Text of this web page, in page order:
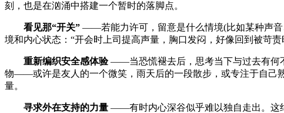
刻，也是在汹涌中搭建一个暂时的落脚点。
​​看见那“开关” ——若能力许可，留意是什么情境(比如某种声
境和内心状态：“开会时上司提高声量，胸口发闷，好像回到被苛
重新编织安全感体验​​——当恐慌褪去后，思考当下与过去有何
物——或许是友人的一个微笑，雨天后的一段散步，或专注于自己
量。
寻求外在支持的力量​​ ——有时内心深谷似乎难以独自走出。这